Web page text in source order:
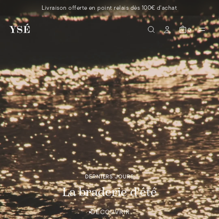
Livraison offerte en point relais dès 100€ d'achat
0
DERNIERS JOURS
La braderie d'été
DÉCOUVRIR